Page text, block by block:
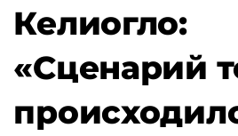
Келиогло:
«Сценарий